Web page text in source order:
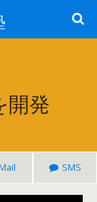
開発
SMS